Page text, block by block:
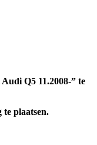
Q5 11.2008-” te
te plaatsen.